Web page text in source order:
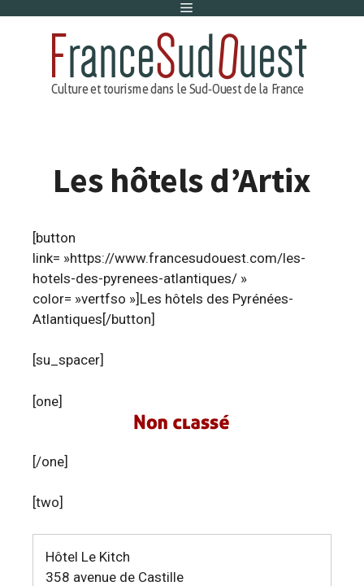
Menu
Les hôtels d’Artix
[button
link= »https://www.francesudouest.com/les-
hotels-des-pyrenees-atlantiques/ »
color= »vertfso »]Les hôtels des Pyrénées-
Atlantiques[/button]
[su_spacer]
[one]
[/one]
[two]
Hôtel Le Kitch
358 avenue de Castille